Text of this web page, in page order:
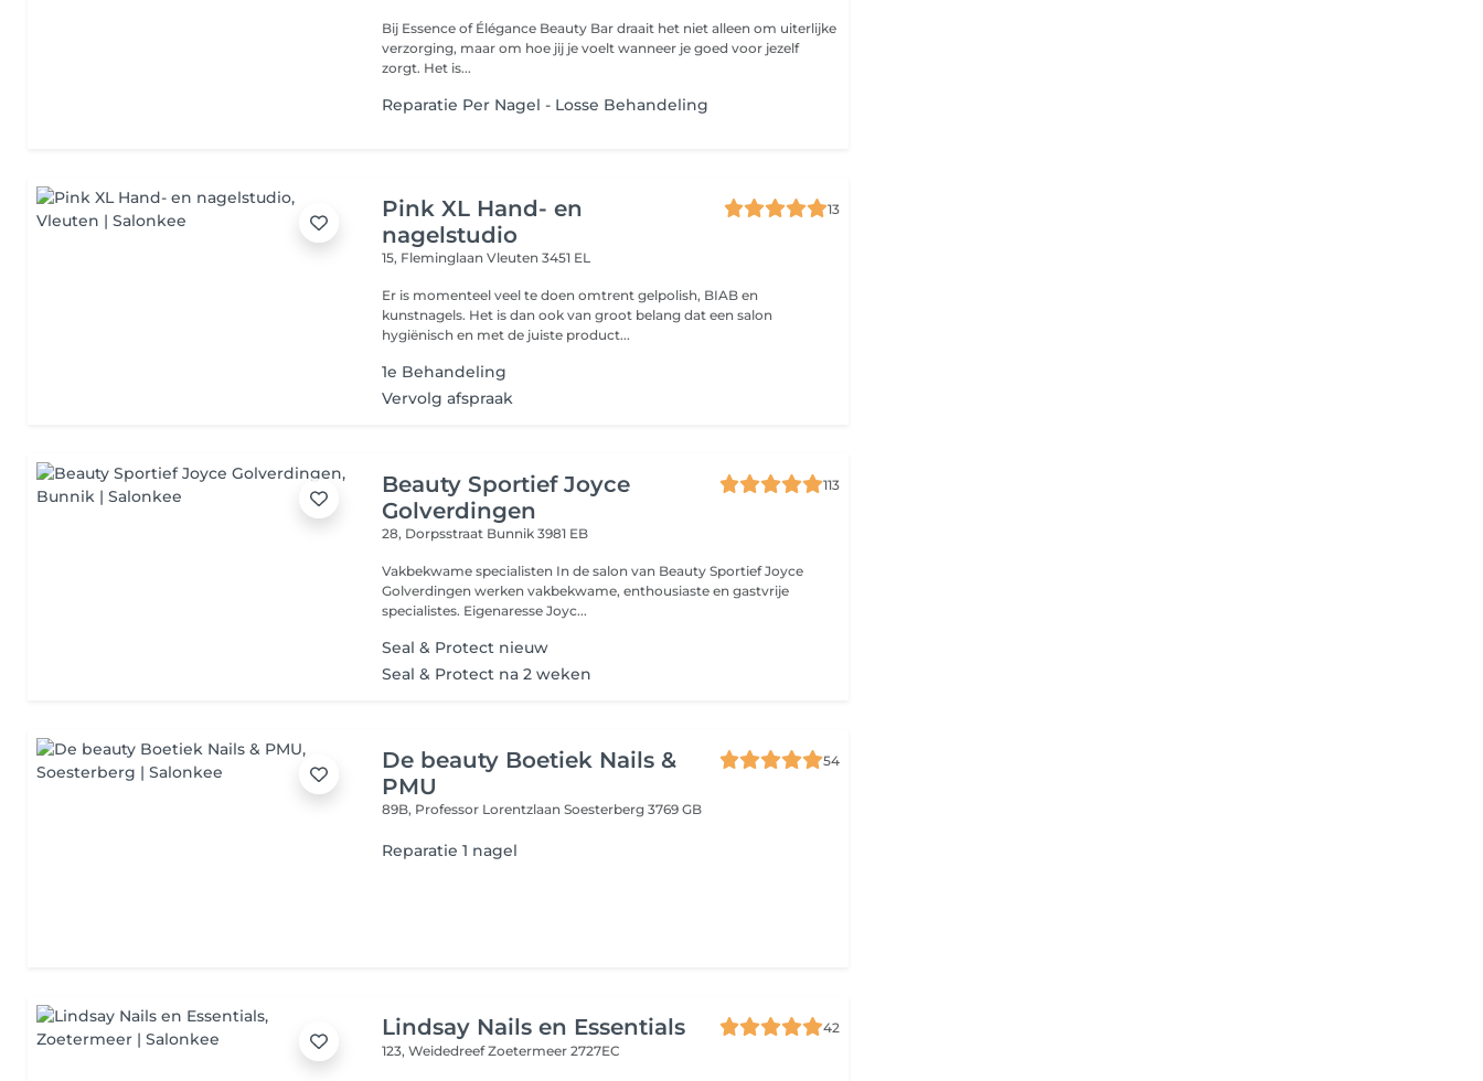
Bij Essence of Élégance Beauty Bar draait het niet alleen om uiterlijke
verzorging, maar om hoe jij je voelt wanneer je goed voor jezelf
zorgt. Het is...
Reparatie Per Nagel - Losse Behandeling
Pink XL Hand- en
nagelstudio
13
15, FleminglaanVleuten 3451 EL
Er is momenteel veel te doen omtrent gelpolish, BIAB en
kunstnagels. Het is dan ook van groot belang dat een salon
hygiënisch en met de juiste product...
1e Behandeling
Vervolg afspraak
Beauty Sportief Joyce
Golverdingen
113
28, Dorpsstraat Bunnik 3981 EB
Vakbekwame specialisten In de salon van Beauty Sportief Joyce
Golverdingen werken vakbekwame, enthousiaste en gastvrije
specialistes. Eigenaresse Joyc...
Seal & Protect nieuw
Seal & Protect na 2 weken
De beauty Boetiek Nails &
PMU
54
89B, Professor LorentzlaanSoesterberg 3769 GB
Reparatie 1 nagel
Lindsay Nails en Essentials
42
123, WeidedreefZoetermeer 2727EC